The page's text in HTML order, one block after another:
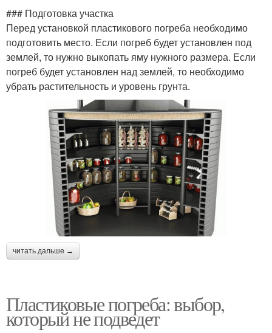
### Подготовка участка
Перед установкой пластикового погреба необходимо
подготовить место. Если погреб будет установлен под
землей, то нужно выкопать яму нужного размера. Если
погреб будет установлен над землей, то необходимо
убрать растительность и уровень грунта.
читать дальше →
Пластиковые погреба: выбор,
который не подведет